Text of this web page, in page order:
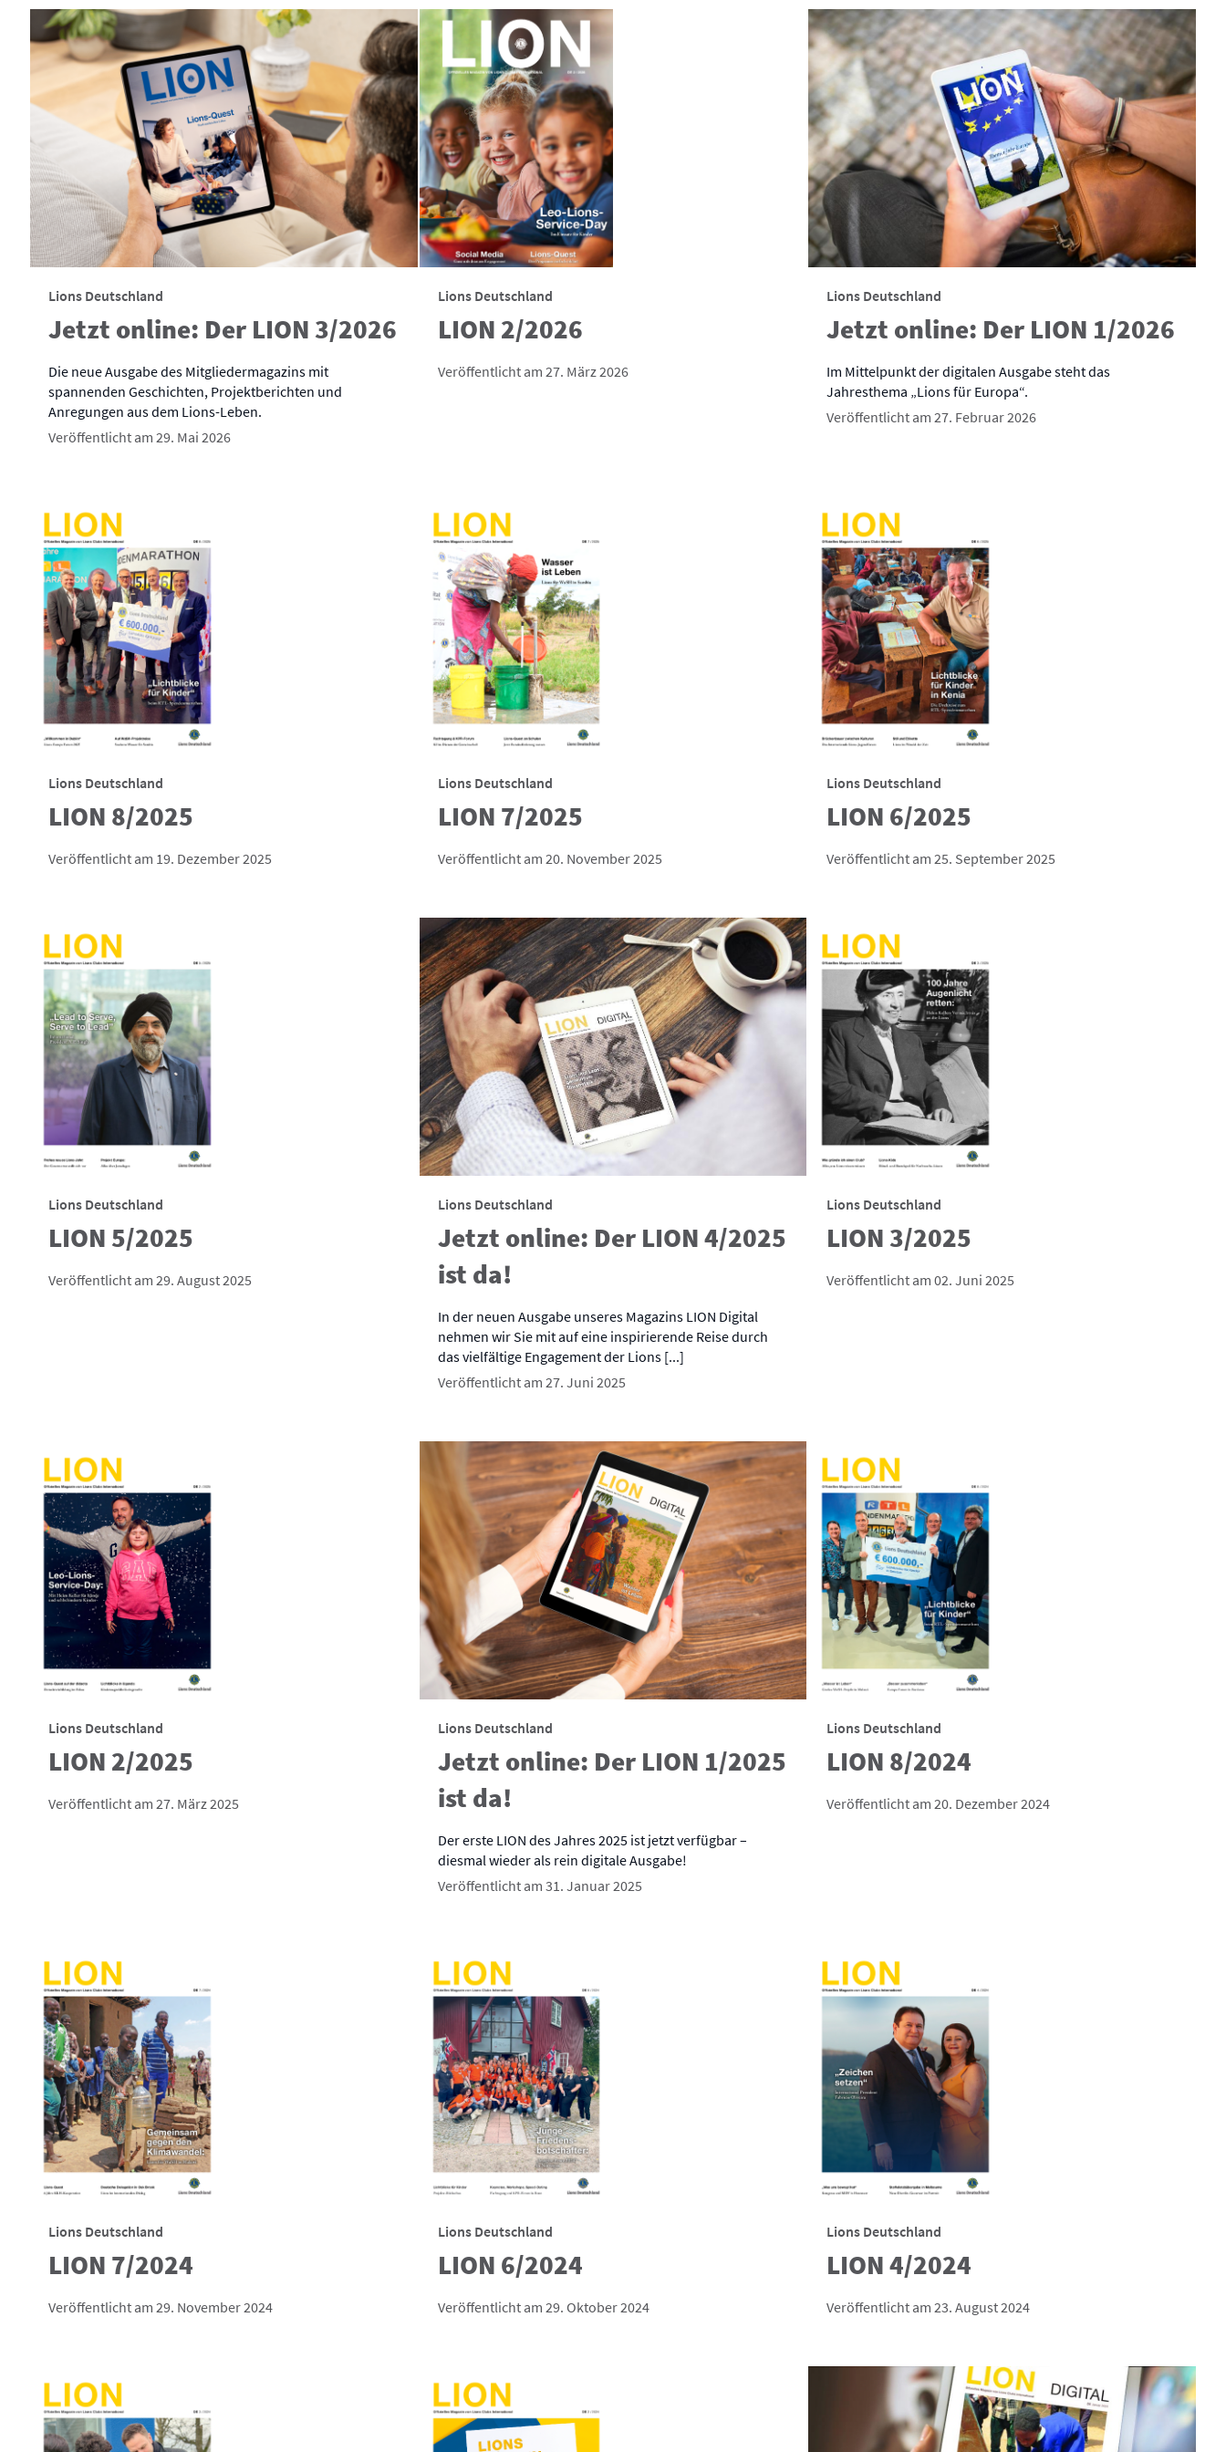
Lions Deutschland
Jetzt online: Der LION 3/2026
Die neue Ausgabe des Mitgliedermagazins mit
spannenden Geschichten, Projektberichten und
Anregungen aus dem Lions-Leben.
Veröffentlicht am 29. Mai 2026
Lions Deutschland
LION 2/2026
Veröffentlicht am 27. März 2026
Lions Deutschland
Jetzt online: Der LION 1/2026
Im Mittelpunkt der digitalen Ausgabe steht das
Jahresthema „Lions für Europa“.
Veröffentlicht am 27. Februar 2026
Lions Deutschland
LION 8/2025
Veröffentlicht am 19. Dezember 2025
Lions Deutschland
LION 7/2025
Veröffentlicht am 20. November 2025
Lions Deutschland
LION 6/2025
Veröffentlicht am 25. September 2025
Lions Deutschland
LION 5/2025
Veröffentlicht am 29. August 2025
Lions Deutschland
Jetzt online: Der LION 4/2025
ist da!
In der neuen Ausgabe unseres Magazins LION Digital
nehmen wir Sie mit auf eine inspirierende Reise durch
das vielfältige Engagement der Lions [...]
Veröffentlicht am 27. Juni 2025
Lions Deutschland
LION 3/2025
Veröffentlicht am 02. Juni 2025
Lions Deutschland
LION 2/2025
Veröffentlicht am 27. März 2025
Lions Deutschland
Jetzt online: Der LION 1/2025
ist da!
Der erste LION des Jahres 2025 ist jetzt verfügbar –
diesmal wieder als rein digitale Ausgabe!
Veröffentlicht am 31. Januar 2025
Lions Deutschland
LION 8/2024
Veröffentlicht am 20. Dezember 2024
Lions Deutschland
LION 7/2024
Veröffentlicht am 29. November 2024
Lions Deutschland
LION 6/2024
Veröffentlicht am 29. Oktober 2024
Lions Deutschland
LION 4/2024
Veröffentlicht am 23. August 2024